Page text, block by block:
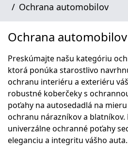
Ochrana automobilov
Ochrana automobilov
Preskúmajte našu kategóriu
ktorá ponúka starostlivo
ochranu interiéru a exteriéru
robustné koberčeky s
poťahy na autosedadlá na
ochranu nárazníkov a blatníkov.
univerzálne ochranné poťahy
eleganciu a integritu vášho